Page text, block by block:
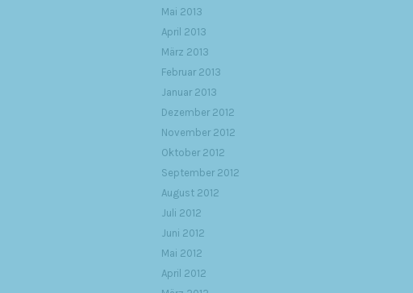
Mai 2013
April 2013
März 2013
Februar 2013
Januar 2013
Dezember 2012
November 2012
Oktober 2012
September 2012
August 2012
Juli 2012
Juni 2012
Mai 2012
April 2012